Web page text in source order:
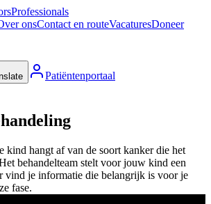
Professionals
onsContact en routeVacaturesDoneer
Patiëntenportaal
kind hangt af van de soort kanker die het
behandelteam stelt voor jouw kind een
vind je informatie die belangrijk is voor je
fase.